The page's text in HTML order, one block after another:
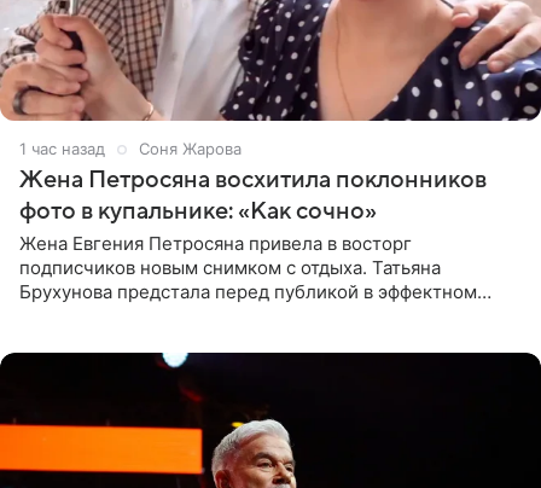
1 час назад Соня Жарова
Жена Петросяна восхитила поклонников
фото в купальнике: «Как сочно»
Жена Евгения Петросяна привела в восторг
подписчиков новым снимком с отдыха. Татьяна
Брухунова предстала перед публикой в эффектном